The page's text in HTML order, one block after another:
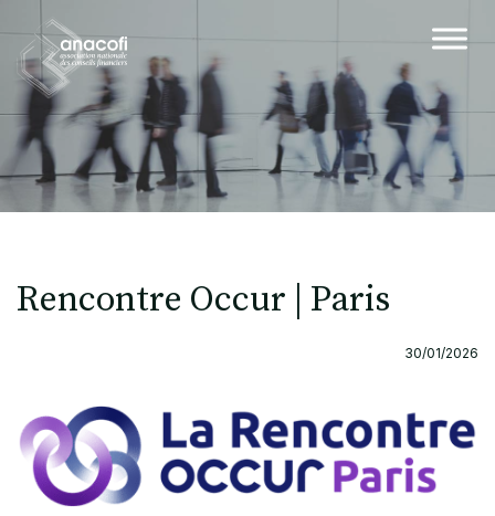
Rencontre Occur | Paris
30/01/2026